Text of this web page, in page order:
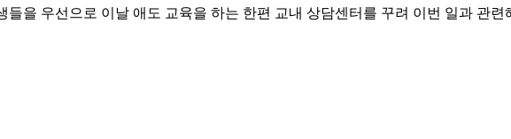
들을 우선으로 이날 애도 교육을 하는 한편 교내 상담센터를 꾸려 이번 일과 관